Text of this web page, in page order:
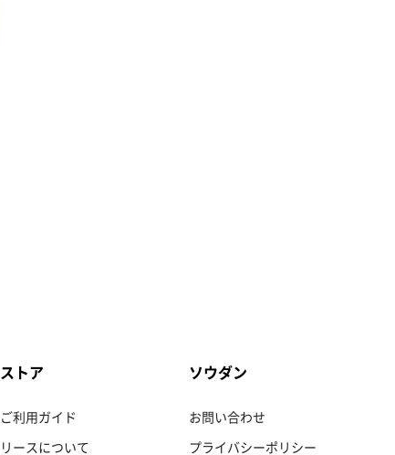
ストア
ご利用ガイド
リースについて
ソウダン
お問い合わせ
プライバシーポリシー